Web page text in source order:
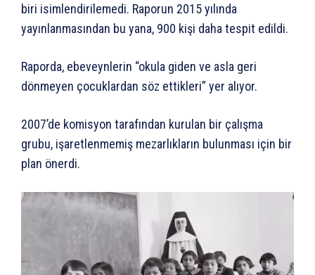
biri isimlendirilemedi. Raporun 2015 yılında
yayınlanmasından bu yana, 900 kişi daha tespit edildi.
Raporda, ebeveynlerin “okula giden ve asla geri
dönmeyen çocuklardan söz ettikleri” yer alıyor.
2007’de komisyon tarafından kurulan bir çalışma
grubu, işaretlenmemiş mezarlıkların bulunması için bir
plan önerdi.